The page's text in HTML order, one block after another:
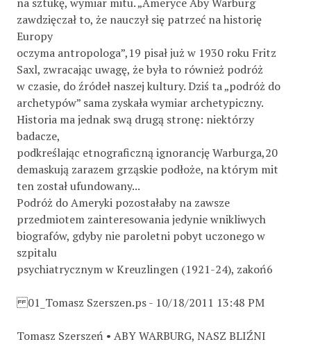
zawdzięczał to, że nauczył się patrzeć na historię
Europy
oczyma antropologa”,19 pisał już w 1930 roku Fritz
Saxl, zwracając uwagę, że była to również podróż
w czasie, do źródeł naszej kultury. Dziś ta „podróż do
archetypów” sama zyskała wymiar archetypiczny.
Historia ma jednak swą drugą stronę: niektórzy
badacze,
podkreślając etnograficzną ignorancję Warburga,20
demaskują zarazem grząskie podłoże, na którym mit
ten został ufundowany...
Podróż do Ameryki pozostałaby na zawsze
przedmiotem zainteresowania jedynie wnikliwych
biografów, gdyby nie paroletni pobyt uczonego w
szpitalu
psychiatrycznym w Kreuzlingen (1921-24), zakoń6
01_Tomasz Szerszen.ps - 10/18/2011 13:48 PM
Tomasz Szerszeń • ABY WARBURG, NASZ BLIŹNI